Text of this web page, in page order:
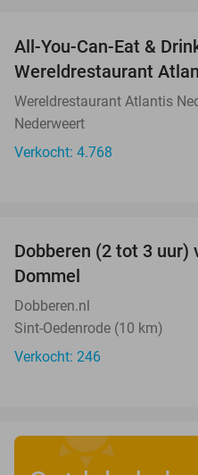
All-You-Can-Eat &
Wereldrestaurant
Wereldrestaurant Atlantis
Nederweert
Verkocht: 4.768
Dobberen (2 tot 3 uur)
Dommel
Dobberen.nl
Sint-Oedenrode (10 km)
Verkocht: 246